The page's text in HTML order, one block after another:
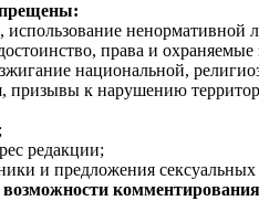
ненормативной
права и
национальной,
призывы к нарушению
редакции;
и предложения сексуальных